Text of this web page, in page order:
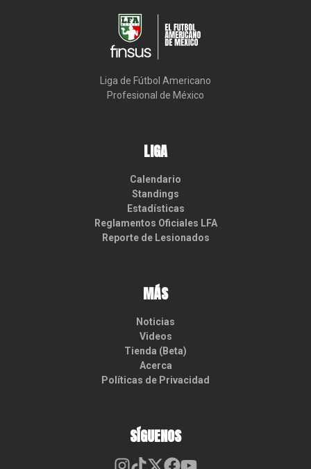
Liga de Fútbol Americano
Profesional de México
LIGA
Calendario
Standings
Estadísticas
Reglamentos Oficiales LFA
Reporte de Lesionados
MÁS
Noticias
Videos
Tienda (Beta)
Acerca
Políticas de Privacidad
SÍGUENOS